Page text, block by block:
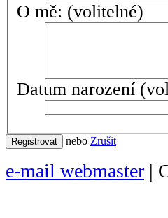
O mě: (volitelné)
Datum narození
Registrovat nebo Zrušit
e-mail webmaster |